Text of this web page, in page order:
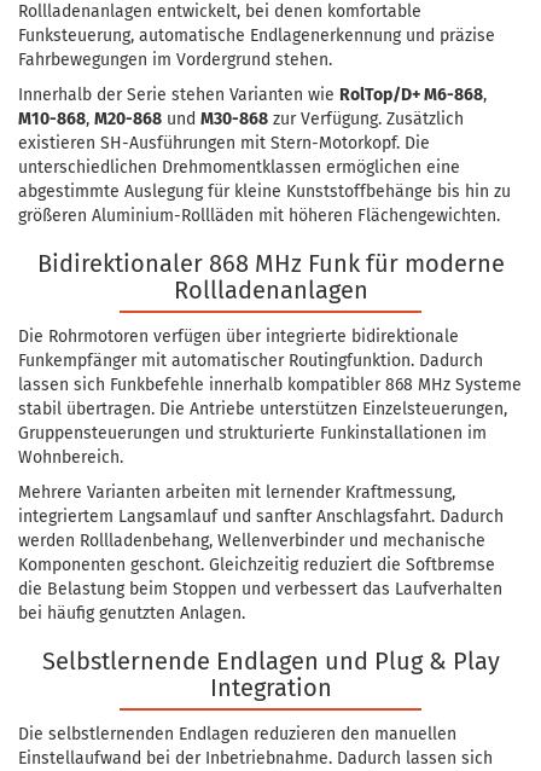
Rollladenanlagen entwickelt, bei denen komfortable
Funksteuerung, automatische Endlagenerkennung und präzise
Fahrbewegungen im Vordergrund stehen.
Innerhalb der Serie stehen Varianten wie RolTop/D+ M6-868,
M10-868, M20-868 und M30-868 zur Verfügung. Zusätzlich
existieren SH-Ausführungen mit Stern-Motorkopf. Die
unterschiedlichen Drehmomentklassen ermöglichen eine
abgestimmte Auslegung für kleine Kunststoffbehänge bis hin zu
größeren Aluminium-Rollläden mit höheren Flächengewichten.
Bidirektionaler 868 MHz Funk für moderne
Rollladenanlagen
Die Rohrmotoren verfügen über integrierte bidirektionale
Funkempfänger mit automatischer Routingfunktion. Dadurch
lassen sich Funkbefehle innerhalb kompatibler 868 MHz Systeme
stabil übertragen. Die Antriebe unterstützen Einzelsteuerungen,
Gruppensteuerungen und strukturierte Funkinstallationen im
Wohnbereich.
Mehrere Varianten arbeiten mit lernender Kraftmessung,
integriertem Langsamlauf und sanfter Anschlagsfahrt. Dadurch
werden Rollladenbehang, Wellenverbinder und mechanische
Komponenten geschont. Gleichzeitig reduziert die Softbremse
die Belastung beim Stoppen und verbessert das Laufverhalten
bei häufig genutzten Anlagen.
Selbstlernende Endlagen und Plug & Play
Integration
Die selbstlernenden Endlagen reduzieren den manuellen
Einstellaufwand bei der Inbetriebnahme. Dadurch lassen sich